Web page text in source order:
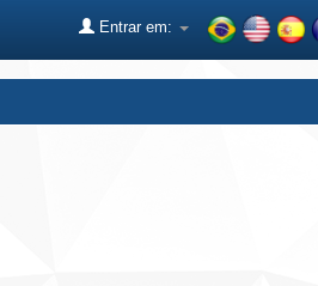
Entrar em: